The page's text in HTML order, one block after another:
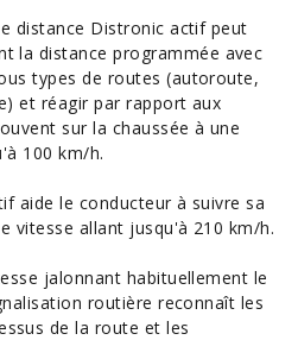
distance Distronic actif peut
la distance programmée avec
types de routes (autoroute,
et réagir par rapport aux
sur la chaussée à une
100 km/h.
aide le conducteur à suivre sa
vitesse allant jusqu'à 210 km/h.
jalonnant habituellement le
routière reconnaît les
de la route et les